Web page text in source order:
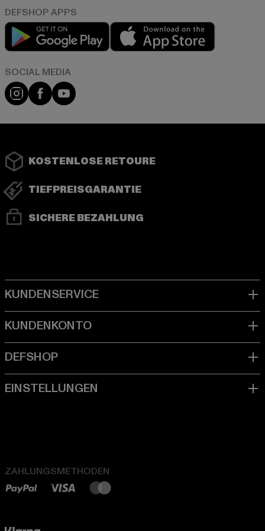
Play market
Instagram
FacebookYouTube
KOSTENLOSE RETOURE
TIEFPREISGARANTIE
SICHERE BEZAHLUNG
ZAHLUNGSMETHODEN